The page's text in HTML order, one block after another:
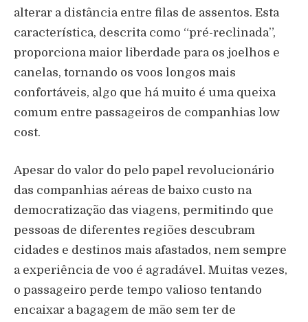
alterar a distância entre filas de assentos. Esta
característica, descrita como “pré-reclinada”,
proporciona maior liberdade para os joelhos e
canelas, tornando os voos longos mais
confortáveis, algo que há muito é uma queixa
comum entre passageiros de companhias low
cost.
Apesar do valor do pelo papel revolucionário
das companhias aéreas de baixo custo na
democratização das viagens, permitindo que
pessoas de diferentes regiões descubram
cidades e destinos mais afastados, nem sempre
a experiência de voo é agradável. Muitas vezes,
o passageiro perde tempo valioso tentando
encaixar a bagagem de mão sem ter de